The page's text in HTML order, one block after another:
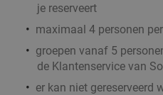
je reserveert
maximaal 4 personen
groepen vanaf 5
de Klantenservice van
er kan niet gereserveerd